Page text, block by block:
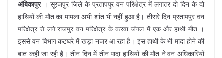
अंबिकापुर। सूरजपुर जिले के प्रतापपुर वन परिक्षेत्र में लगातर दो दिन के दो
हाथियों की मौत का मामला अभी शांत भी नहीं हुआ है। तीसरे दिन प्रतापपुर वन
परिक्षेत्र से लगे राजपुर वन परिक्षेत्र के करवा जंगल में एक और हाथी मौत ।
इससे वन विभाग कटघरे में खड़ा नजर आ रहा है। इस हाथी के भी मादा होने की
बात कही जा रही है। तीन दिन में तीन मादा हाथियों की मौत ने वन अधिकारियों